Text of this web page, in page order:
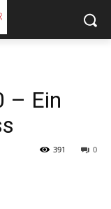
– Ein
0
391